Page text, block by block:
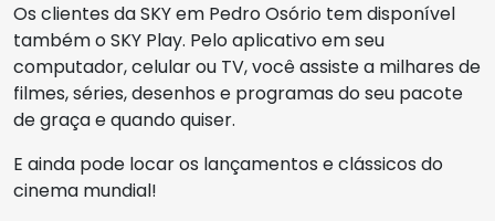
Os clientes da SKY em Pedro Osório tem disponível
também o SKY Play. Pelo aplicativo em seu
computador, celular ou TV, você assiste a milhares de
filmes, séries, desenhos e programas do seu pacote
de graça e quando quiser.
E ainda pode locar os lançamentos e clássicos do
cinema mundial!